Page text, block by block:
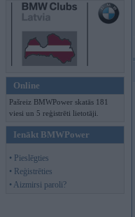
Online
Pašreiz BMWPower skatās 181
viesi un 5 reģistrēti lietotāji.
Ienākt BMWPower
• Pieslēgties
• Reģistrēties
• Aizmirsi paroli?